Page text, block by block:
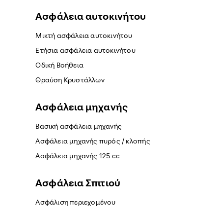
Ασφάλεια αυτοκινήτου
Μικτή ασφάλεια αυτοκινήτου
Ετήσια ασφάλεια αυτοκινήτου
Οδική Βοήθεια
Θραύση Κρυστάλλων
Ασφάλεια μηχανής
Βασική ασφάλεια μηχανής
Ασφάλεια μηχανής πυρός / κλοπής
Ασφάλεια μηχανής 125 cc
Ασφάλεια Σπιτιού
Ασφάλιση περιεχομένου